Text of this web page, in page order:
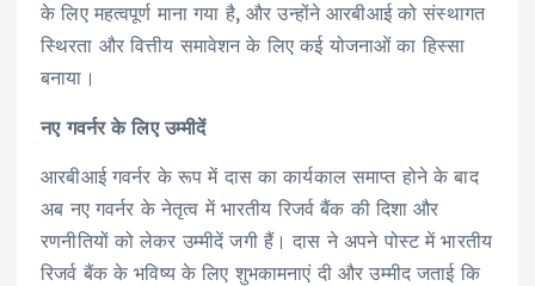
के लिए महत्वपूर्ण माना गया है, और उन्होंने आरबीआई को संस्थागत
स्थिरता और वित्तीय समावेशन के लिए कई योजनाओं का हिस्सा
बनाया।
नए गवर्नर के लिए उम्मीदें
आरबीआई गवर्नर के रूप में दास का कार्यकाल समाप्त होने के बाद
अब नए गवर्नर के नेतृत्व में भारतीय रिजर्व बैंक की दिशा और
रणनीतियों को लेकर उम्मीदें जगी हैं। दास ने अपने पोस्ट में भारतीय
रिजर्व बैंक के भविष्य के लिए शुभकामनाएं दी और उम्मीद जताई कि